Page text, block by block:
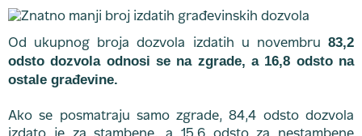
Od ukupnog broja dozvola izdatih u novembru 83,2
odsto dozvola odnosi se na zgrade, a 16,8 odsto na
ostale građevine.
Ako se posmatraju samo zgrade, 84,4 odsto dozvola